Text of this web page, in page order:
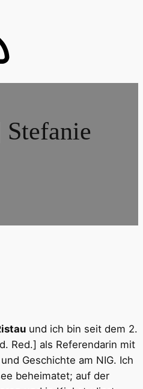
und ich bin seit dem 2.
Red.] als Referendarin mit
Geschichte am NIG. Ich
beheimatet; auf der